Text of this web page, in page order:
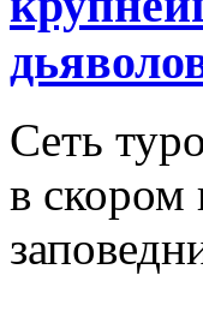
Сеть
в скором